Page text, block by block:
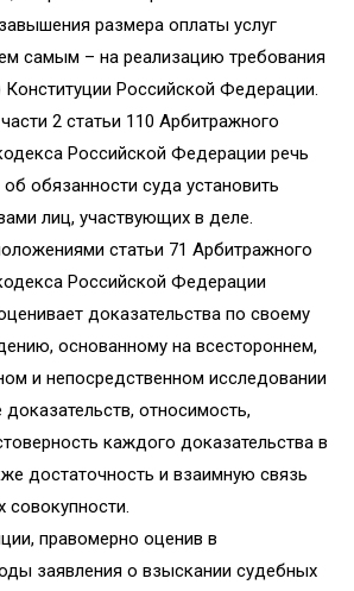
размера оплаты услуг
самым – на реализацию требования
Конституции Российской Федерации.
2 статьи 110 Арбитражного
Российской Федерации речь
обязанности суда установить
лиц, участвующих в деле.
статьи 71 Арбитражного
Российской Федерации
доказательства по своему
основанному на всестороннем,
и непосредственном исследовании
относимость,
каждого доказательства в
достаточность и взаимную связь
совокупности.
правомерно оценив в
заявления о взыскании судебных